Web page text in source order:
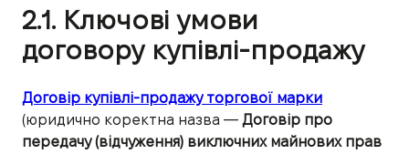
2.1. Ключові умови
договору купівлі-продажу
Договір купівлі-продажу торгової марки
(юридично коректна назва — Договір про
передачу (відчуження) виключних майнових прав